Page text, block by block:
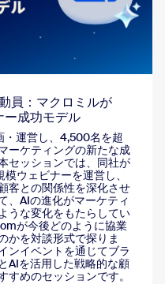
員：マクロミルが
成功モデル
・運営し、4,500名を超
ーケティングの新たな成
セッションでは、同社が
ウェビナーを運営し、
客との関係性を深化させ
、AIの進化がマーケティ
うな変化をもたらしてい
が今後どのように協業
かを対談形式で探りま
ンイベントを通じてブラ
AIを活用した戦略的な顧
めのセッションです。